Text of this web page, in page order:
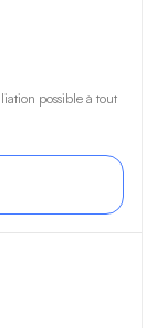
possible à tout